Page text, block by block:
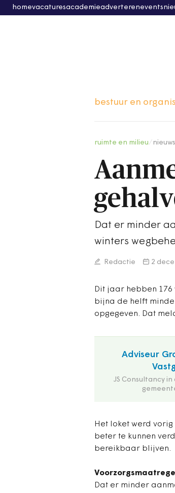
homevacaturesacademieadverterenevents
bestuur en
ruimte en milieu nieuws
Dat er minder
winters
Redactie 2
Dit jaar hebben
bijna de helft
opgegeven. Dat
Adviseur
JS Consultancy
Het loket werd
beter te kunnen
bereikbaar blijven.
Dat er minder